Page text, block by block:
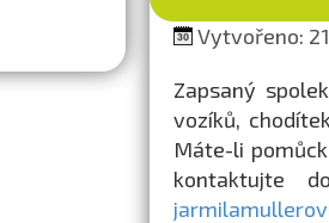
Vytvořeno:
Zapsaný
vozíků,
Máte-li
kontaktujte